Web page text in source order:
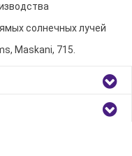
солнечных лучей
Maskani, 715.